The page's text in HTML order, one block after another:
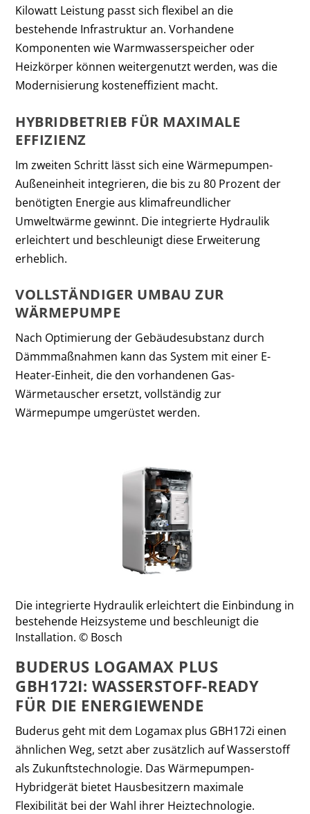
Kilowatt Leistung passt sich flexibel an die
bestehende Infrastruktur an. Vorhandene
Komponenten wie Warmwasserspeicher oder
Heizkörper können weitergenutzt werden, was die
Modernisierung kosteneffizient macht.
HYBRIDBETRIEB FÜR MAXIMALE
EFFIZIENZ
Im zweiten Schritt lässt sich eine Wärmepumpen-
Außeneinheit integrieren, die bis zu 80 Prozent der
benötigten Energie aus klimafreundlicher
Umweltwärme gewinnt. Die integrierte Hydraulik
erleichtert und beschleunigt diese Erweiterung
erheblich.
VOLLSTÄNDIGER UMBAU ZUR
WÄRMEPUMPE
Nach Optimierung der Gebäudesubstanz durch
Dämmmaßnahmen kann das System mit einer E-
Heater-Einheit, die den vorhandenen Gas-
Wärmetauscher ersetzt, vollständig zur
Wärmepumpe umgerüstet werden.
Die integrierte Hydraulik erleichtert die Einbindung in
bestehende Heizsysteme und beschleunigt die
Installation. © Bosch
BUDERUS LOGAMAX PLUS
GBH172I: WASSERSTOFF-READY
FÜR DIE ENERGIEWENDE
Buderus geht mit dem Logamax plus GBH172i einen
ähnlichen Weg, setzt aber zusätzlich auf Wasserstoff
als Zukunftstechnologie. Das Wärmepumpen-
Hybridgerät bietet Hausbesitzern maximale
Flexibilität bei der Wahl ihrer Heiztechnologie.